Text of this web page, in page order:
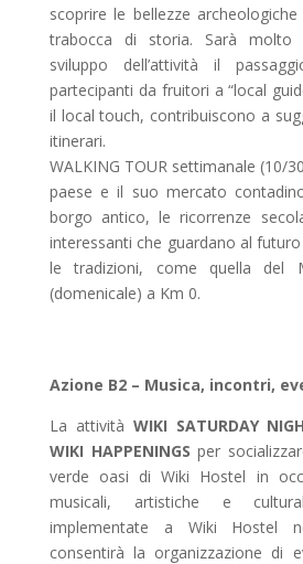
scoprire le bellezze
trabocca di storia. Sarà molto
sviluppo dell’attività il
partecipanti da fruitori a “local
il local touch, contribuiscono a
itinerari.
WALKING TOURsettimanale (10/
paese e il suo mercato
borgo antico, le ricorrenze
interessanti che guardano al
le tradizioni, come quella del
(domenicale) a Km 0.
Azione B2 – Musica, incontri,
La attività WIKI SATURDAY
WIKI HAPPENINGSper
verde oasi di Wiki Hostel in
musicali, artistiche e
implementate a Wiki Hostel
consentirà la organizzazione di